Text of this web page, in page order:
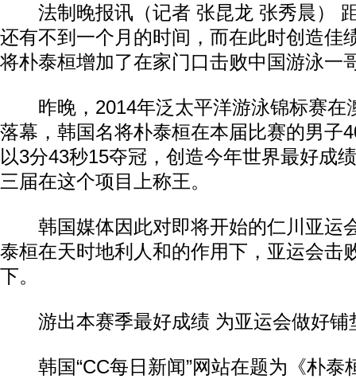
法制晚报讯（记者 张昆龙 张秀晨）
还有不到一个月的时间，而在此时创造佳
将朴泰桓增加了在家门口击败中国游泳一
昨晚，2014年泛太平洋游泳锦标赛在
落幕，韩国名将朴泰桓在本届比赛的男子
以3分43秒15夺冠，创造今年世界最好成
三届在这个项目上称王。
韩国媒体因此对即将开始的仁川亚运
泰桓在天时地利人和的作用下，亚运会击
下。
游出本赛季最好成绩 为亚运会做好铺
韩国“CC每日新闻”网站在题为《朴泰